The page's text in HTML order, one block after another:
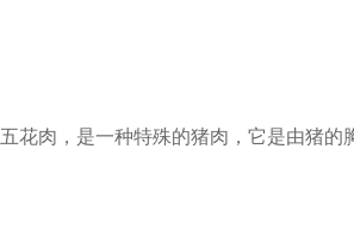
五花肉，是一种特殊的猪肉，它是由猪